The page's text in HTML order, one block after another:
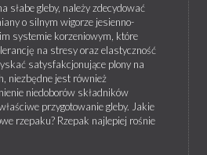
słabe gleby, należy zdecydować
o silnym wigorze jesienno-
systemie korzeniowym, które
na stresy oraz elastyczność
satysfakcjonujące plony na
niezbędne jest również
niedoborów składników
przygotowanie gleby. Jakie
rzepaku? Rzepak najlepiej rośnie